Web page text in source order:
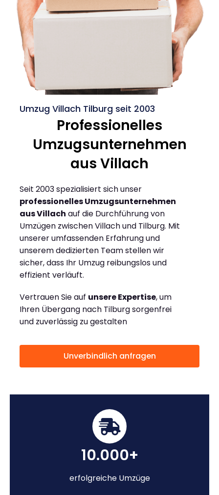
Umzug Villach Tilburg seit 2003
Professionelles
Umzugsunternehmen
aus Villach
Seit 2003 spezialisiert sich unser
professionelles Umzugsunternehmen
aus Villach auf die Durchführung von
Umzügen zwischen Villach und Tilburg. Mit
unserer umfassenden Erfahrung und
unserem dedizierten Team stellen wir
sicher, dass Ihr Umzug reibungslos und
effizient verläuft.
Vertrauen Sie auf unsere Expertise, um
Ihren Übergang nach Tilburg sorgenfrei
und zuverlässig zu gestalten
Unverbindlich anfragen
10.000+
erfolgreiche Umzüge